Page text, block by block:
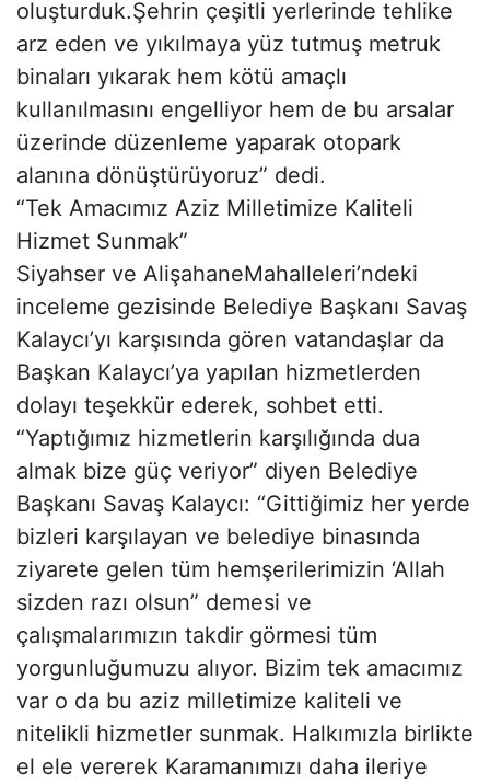
oluşturduk.Şehrin çeşitli yerlerinde tehlike
arz eden ve yıkılmaya yüz tutmuş metruk
binaları yıkarak hem kötü amaçlı
kullanılmasını engelliyor hem de bu arsalar
üzerinde düzenleme yaparak otopark
alanına dönüştürüyoruz” dedi.
“Tek Amacımız Aziz Milletimize Kaliteli
Hizmet Sunmak”
Siyahser ve AlişahaneMahalleleri’ndeki
inceleme gezisinde Belediye Başkanı Savaş
Kalaycı’yı karşısında gören vatandaşlar da
Başkan Kalaycı’ya yapılan hizmetlerden
dolayı teşekkür ederek, sohbet etti.
“Yaptığımız hizmetlerin karşılığında dua
almak bize güç veriyor” diyen Belediye
Başkanı Savaş Kalaycı: “Gittiğimiz her yerde
bizleri karşılayan ve belediye binasında
ziyarete gelen tüm hemşerilerimizin ‘Allah
sizden razı olsun” demesi ve
çalışmalarımızın takdir görmesi tüm
yorgunluğumuzu alıyor. Bizim tek amacımız
var o da bu aziz milletimize kaliteli ve
nitelikli hizmetler sunmak. Halkımızla birlikte
el ele vererek Karamanımızı daha ileriye